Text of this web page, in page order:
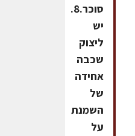
סוכר.8.
יש
ליצוק
שכבה
אחידה
של
השמנת
על